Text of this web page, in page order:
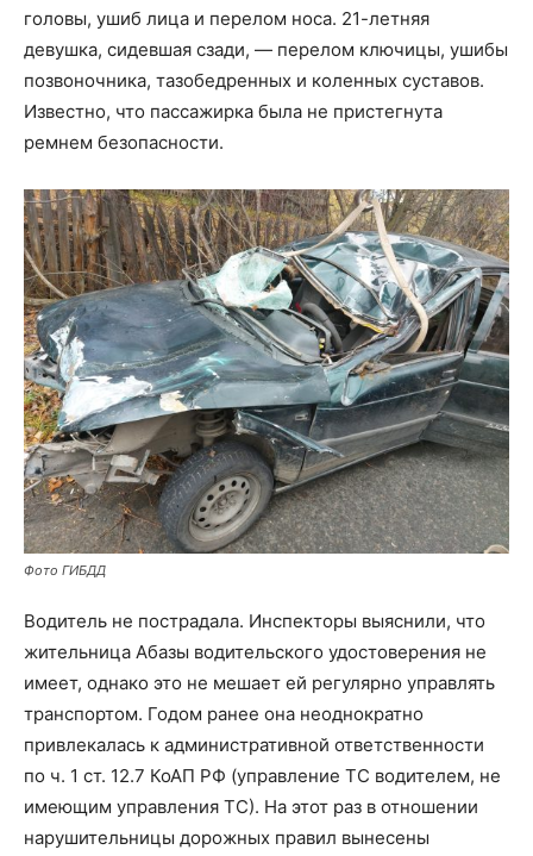
головы, ушиб лица и перелом носа. 21-летняя
девушка, сидевшая сзади, — перелом ключицы, ушибы
позвоночника, тазобедренных и коленных суставов.
Известно, что пассажирка была не пристегнута
ремнем безопасности.
Фото ГИБДД
Водитель не пострадала. Инспекторы выяснили, что
жительница Абазы водительского удостоверения не
имеет, однако это не мешает ей регулярно управлять
транспортом. Годом ранее она неоднократно
привлекалась к административной ответственности
по ч. 1 ст. 12.7 КоАП РФ (управление ТС водителем, не
имеющим управления ТС). На этот раз в отношении
нарушительницы дорожных правил вынесены